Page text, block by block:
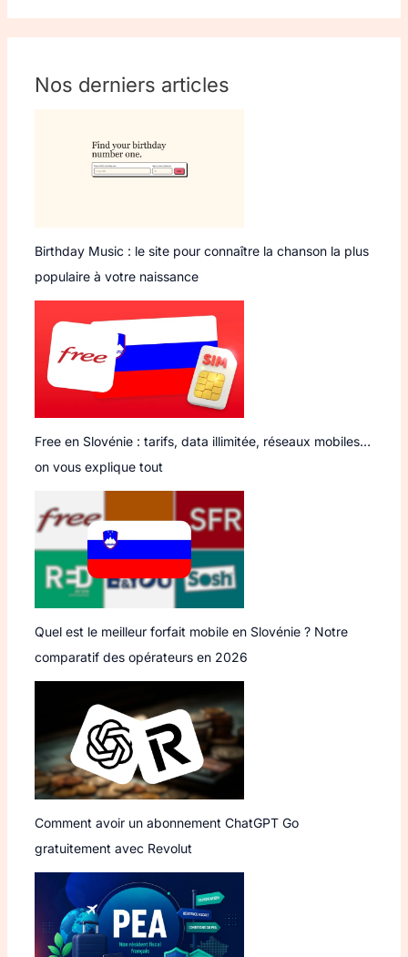
Nos derniers articles
Birthday Music : le site pour connaître la chanson la plus
populaire à votre naissance
Free en Slovénie : tarifs, data illimitée, réseaux mobiles…
on vous explique tout
Quel est le meilleur forfait mobile en Slovénie ? Notre
comparatif des opérateurs en 2026
Comment avoir un abonnement ChatGPT Go
gratuitement avec Revolut